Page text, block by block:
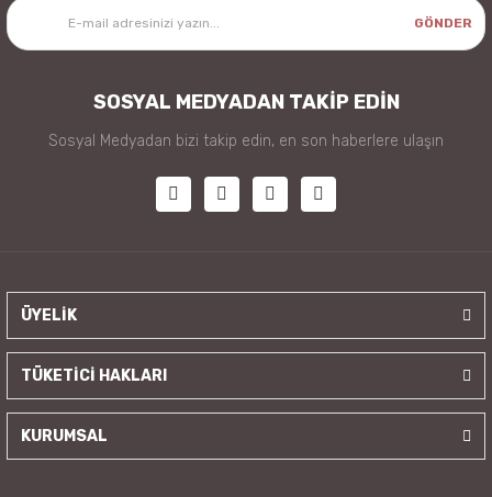
GÖNDER
SOSYAL MEDYADAN TAKİP EDİN
Sosyal Medyadan bizi takip edin, en son haberlere ulaşın
ÜYELİK
TÜKETİCİ HAKLARI
KURUMSAL